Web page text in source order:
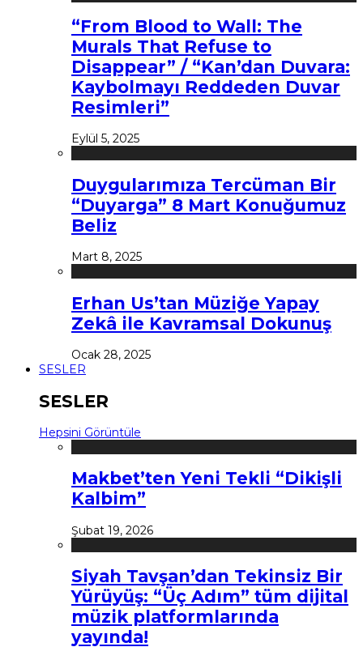
“From Blood to Wall: The
Murals That Refuse to
Disappear” / “Kan’dan Duvara:
Kaybolmayı Reddeden Duvar
Resimleri”
Eylül 5, 2025
Duygularımıza Tercüman Bir
“Duyarga” 8 Mart Konuğumuz
Beliz
Mart 8, 2025
Erhan Us’tan Müziğe Yapay
Zekâ ile Kavramsal Dokunuş
Ocak 28, 2025
SESLER
SESLER
Hepsini Görüntüle
Makbet’ten Yeni Tekli “Dikişli
Kalbim”
Şubat 19, 2026
Siyah Tavşan’dan Tekinsiz Bir
Yürüyüş: “Üç Adım” tüm dijital
müzik platformlarında
yayında!